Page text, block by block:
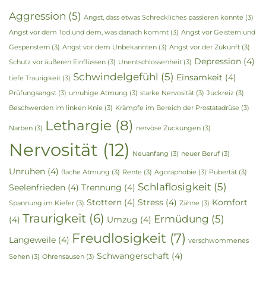
Aggression (5) Angst, dass etwas Schreckliches passieren könnte (3)
Angst vor dem Tod und dem, was danach kommt (3) Angst vor Geistern und
Gespenstern (3) Angst vor dem Unbekannten (3) Angst vor der Zukunft (3)
Schutz vor äußeren Einflüssen (3) Unentschlossenheit (3) Depression (4)
tiefe Traurigkeit (3) Schwindelgefühl (5) Einsamkeit (4)
Prüfungsangst (3) unruhige Atmung (3) starke Nervosität (3) Juckreiz (3)
Beschwerden im linken Knie (3) Krämpfe im Bereich der Prostatadrüse (3)
Narben (3) Lethargie (8) nervöse Zuckungen (3)
Nervosität (12) Neuanfang (3) neuer Beruf (3)
Unruhen (4) flache Atmung (3) Rente (3) Agoraphobie (3) Pubertät (3)
Seelenfrieden (4) Trennung (4) Schlaflosigkeit (5)
Spannung im Kiefer (3) Stottern (4) Stress (4) Zähne (3) Komfort
(4) Traurigkeit (6) Umzug (4) Ermüdung (5)
Langeweile (4) Freudlosigkeit (7) verschwommenes
Sehen (3) Ohrensausen (3) Schwangerschaft (4)